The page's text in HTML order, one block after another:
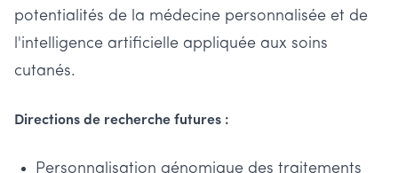
potentialités de la médecine personnalisée et de
l'intelligence artificielle appliquée aux soins
cutanés.
Directions de recherche futures :
Personnalisation génomique des traitements